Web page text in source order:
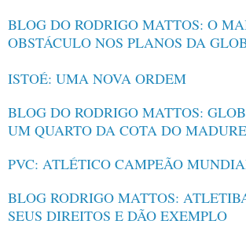
BLOG DO RODRIGO MATTOS: O
OBSTÁCULO NOS PLANOS DA
ISTOÉ: UMA NOVA ORDEM
BLOG DO RODRIGO MATTOS:
UM QUARTO DA COTA DO
PVC: ATLÉTICO CAMPEÃO
BLOG RODRIGO MATTOS:
SEUS DIREITOS E DÃO EXEMPLO